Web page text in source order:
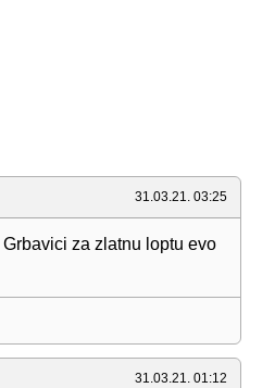
31.03.21. 03:25
za zlatnu loptu evo
31.03.21. 01:12